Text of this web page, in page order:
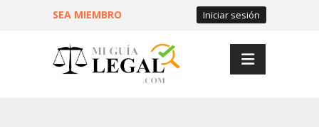
SEA MIEMBRO Iniciar sesión